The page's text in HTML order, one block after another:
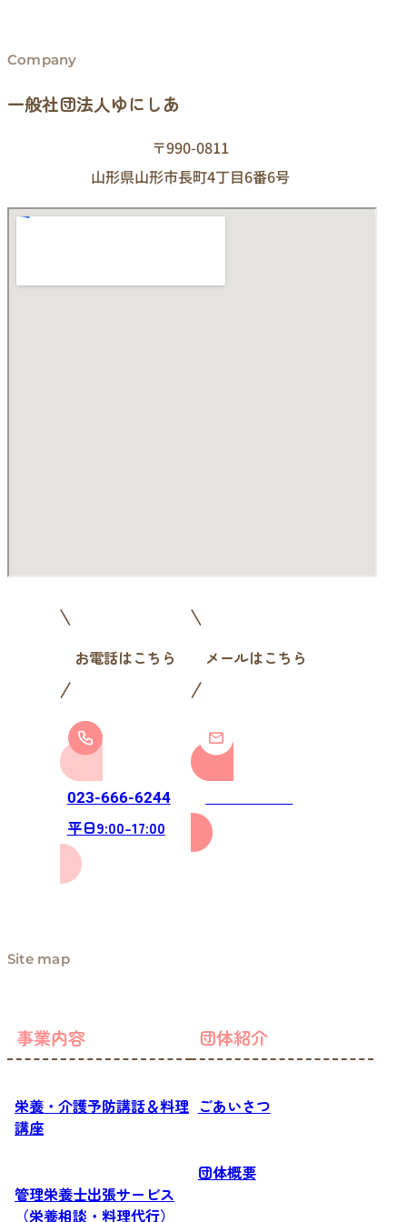
Company
一般社団法人ゆにしあ
〒990-0811
山形県山形市長町4丁目6番6号
お電話はこちら
023-666-6244
平日9:00-17:00
メールはこちら
Site map
事業内容
栄養・介護予防講話＆料理
講座
管理栄養士出張サービス
（栄養相談・料理代行）
団体紹介
ごあいさつ
団体概要